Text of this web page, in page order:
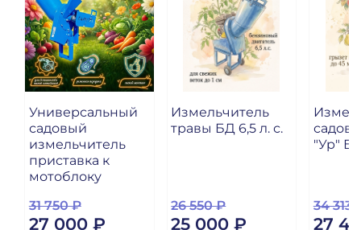
Универсальный
садовый
измельчитель
приставка к
мотоблоку
31 750 ₽
27 000 ₽
Измельчитель
травы БД 6,5 л. с.
26 550 ₽
25 000 ₽
"Ур"
34 313
27